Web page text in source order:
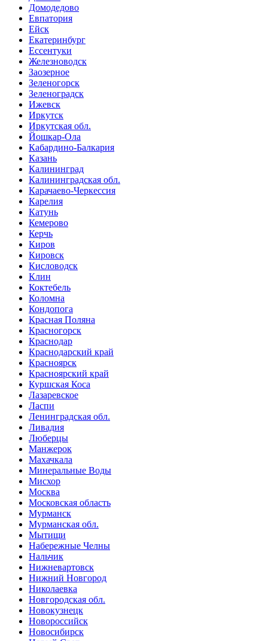
Домодедово
Евпатория
Ейск
Екатеринбург
Ессентуки
Железноводск
Заозерное
Зеленогорск
Зеленоградск
Ижевск
Иркутск
Иркутская обл.
Йошкар-Ола
Кабардино-Балкария
Казань
Калининград
Калининградская обл.
Карачаево-Черкессия
Карелия
Катунь
Кемерово
Керчь
Киров
Кировск
Кисловодск
Клин
Коктебель
Коломна
Кондопога
Красная Поляна
Красногорск
Краснодар
Краснодарский край
Красноярск
Красноярский край
Куршская Коса
Лазаревское
Ласпи
Ленинградская обл.
Ливадия
Люберцы
Манжерок
Махачкала
Минеральные Воды
Мисхор
Москва
Московская область
Мурманск
Мурманская обл.
Мытищи
Набережные Челны
Нальчик
Нижневартовск
Нижний Новгород
Николаевка
Новгородская обл.
Новокузнецк
Новороссийск
Новосибирск